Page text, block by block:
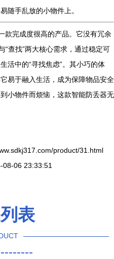
随手乱放的小物件上。
款完成度很高的产品。它没有冗余
“查找”两大核心需求，通过稳定可
活中的“寻找焦虑”。其小巧的体
易于融入生活，成为保障物品安全
小物件而烦恼，这款智能防丢器无
product/31.html
08-06 23:33:51
表